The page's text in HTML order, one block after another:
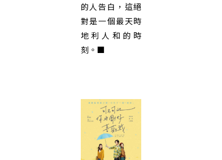
的人告白，這絕
對是一個最天時
地利人和的時
刻。■